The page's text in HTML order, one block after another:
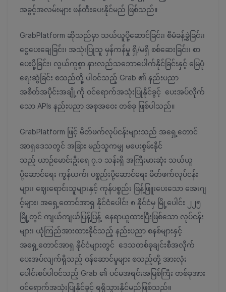
အခွင့်အလမ်းများ ဖန်တီးပေးနိုင်မည် ဖြစ်သည်။
GrabPlatform ဆိုသည်မှာ သယ်ယူပို့ဆောင်ခြင်း၊ စီမံခန့်ခွဲခြင်း၊
ငွေပေးချေခြင်း၊ အသုံးပြုသူ မှန်ကန်မှု ရှိ/မရှိ စစ်ဆေးခြင်း၊ စာ
ပေးပို့ခြင်း၊ လွယ်ကူစွာ နားလည်သဘောပေါက်နိုင်ခြင်းနှင့် မြေပုံ
ရေးဆွဲခြင်း စသည်တို့ ပါဝင်သည့် Grab ၏ နည်းပညာ
အစိတ်အပိုင်းအချို့ကို ဝင်ရောက်အသုံးပြုနိုင်ခွင့် ပေးအပ်လိုက်
သော APIs နည်းပညာ အစုအဝေး တစ်ခု ဖြစ်ပါသည်။
GrabPlatform ဖြင့် မိတ်ဖက်လုပ်ငန်းများသည် အရှေ့တောင်
အာရှဒေသတွင် အခြား မည်သူကမျှ မပေးစွမ်းနိုင်
သည့် ယာဉ်မောင်းဦးရေ ၇.၁ သန်းရှိ အကြီးမားဆုံး သယ်ယူ
ပို့ဆောင်ရေး ကွန်ယက်၊ ပစ္စည်းပို့ဆောင်ရေး မိတ်ဖက်လုပ်ငန်း
များ၊ ဈေးရောင်းသူများနှင့် ကုန်ပစ္စည်း ဖြန့်ဖြူးပေးသော အေးဂျ
င့်များ၊ အရှေ့တောင်အာရှ နိုင်ငံပေါင်း ၈ နိုင်ငံမှ မြို့ပေါင်း ၂၂၅
မြို့တွင် ကျယ်ကျယ်ပြန့်ပြန့် နေရာယူထားပြီးဖြစ်သော လုပ်ငန်း
များ၊ ယုံကြည်အားထားနိုင်သည့် နည်းပညာ စနစ်များနှင့်
အရှေ့တောင်အာရှ နိုင်ငံများတွင် ဒေသတစ်ခုချင်းစီအလိုက်
ပေးအပ်လျက်ရှိသည့် ဝန်ဆောင်မှုများ စသည့်တို့ အားလုံး
ပေါင်းစပ်ပါဝင်သည့် Grab ၏ ပင်မအရင်းအမြစ်ကြီး တစ်ခုအား
ဝင်ရောက်အသုံးပြုနိုင်ခွင့် ရရှိသွားနိုင်မည်ဖြစ်သည်။